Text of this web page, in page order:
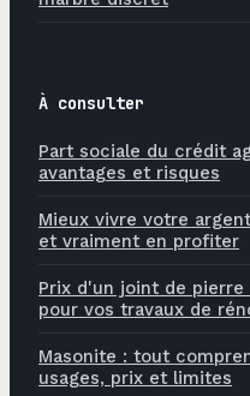
À consulter
Part sociale du crédit
avantages et risques
Mieux vivre votre
et vraiment en profiter
Prix d'un joint de
pour vos travaux de
Masonite : tout
usages, prix et limites